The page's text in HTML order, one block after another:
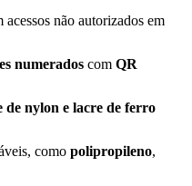
acessos não autorizados em
numerados com QR
de nylon e lacre de ferro
como polipropileno,